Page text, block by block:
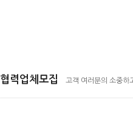
협력업체모집 고객 여러분의 소중하